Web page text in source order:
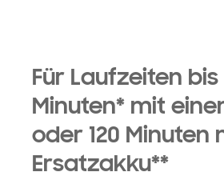
Für Laufzeiten bis
Minuten* mit
oder 120 Minuten
Ersatzakku**